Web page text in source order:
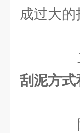
成过大的
刮泥方式
随